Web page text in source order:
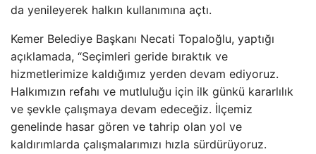
da yenileyerek halkın kullanımına açtı.
Kemer Belediye Başkanı Necati Topaloğlu, yaptığı
açıklamada, “Seçimleri geride bıraktık ve
hizmetlerimize kaldığımız yerden devam ediyoruz.
Halkımızın refahı ve mutluluğu için ilk günkü kararlılık
ve şevkle çalışmaya devam edeceğiz. İlçemiz
genelinde hasar gören ve tahrip olan yol ve
kaldırımlarda çalışmalarımızı hızla sürdürüyoruz.